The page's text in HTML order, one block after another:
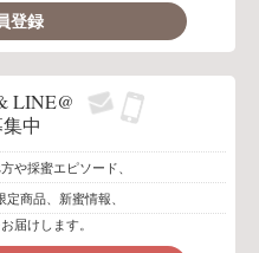
登録
LINE@
中
や採蜜エピソード、
商品、新蜜情報、
届けします。